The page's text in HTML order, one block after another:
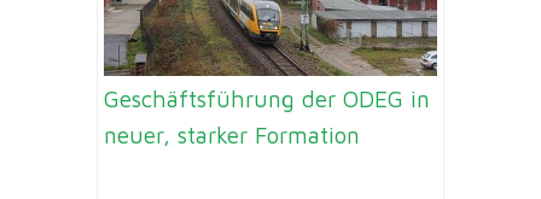
Geschäftsführung der ODEG in
neuer, starker Formation